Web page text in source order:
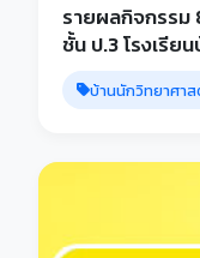
รายผลกิจกรรม
ชั้น ป.3 โรงเรีย
บ้านนักวิทยาศา